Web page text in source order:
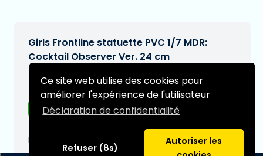
Ce site web utilise des cookies pour
améliorer l'expérience de l'utilisateur
Déclaration de confidentialité
Refuser (8s)
Autoriser les
Girls Frontline statuette PVC 1/7 MDR:
Cocktail Observer Ver. 24 cm
€229,95[Sous réserve de modifications]
Livraison gratuite
Date de livraison prévue:
N/A